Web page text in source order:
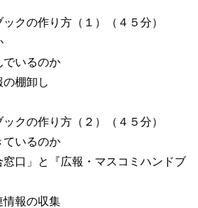
ックの作り方（１）（４５分）
いるのか
棚卸し
ックの作り方（２）（４５分）
いるのか
口」と『広報・マスコミハンドブ
報の収集